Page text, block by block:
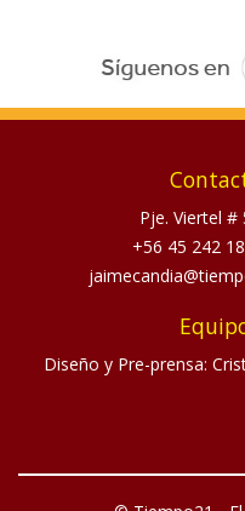
Pje. Viertel #
+56 45 242
Diseño y Pre-prensa: